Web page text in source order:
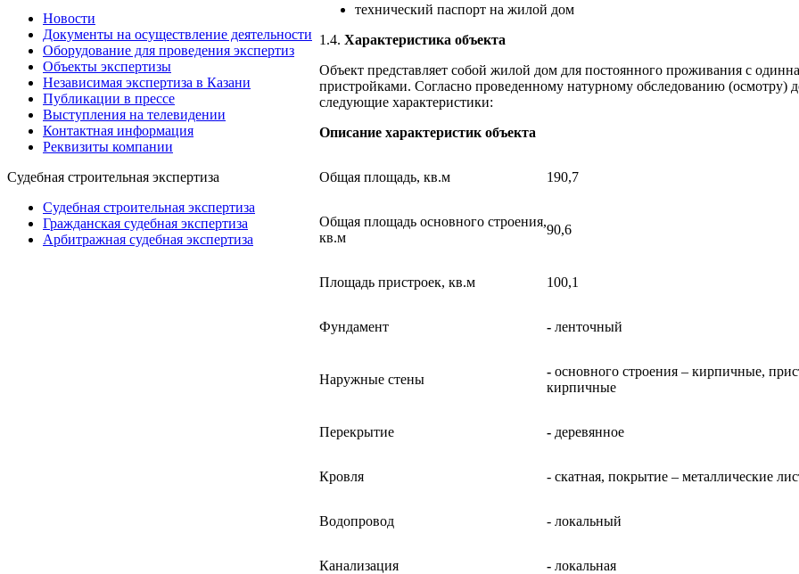
Новости
Документы на осуществление деятельности
Оборудование для проведения экспертиз
Объекты экспертизы
Независимая экспертиза в Казани
Публикации в прессе
Выступления на телевидении
Контактная информация
Реквизиты компании
Судебная строительная экспертиза
Судебная строительная экспертиза
Гражданская судебная экспертиза
Арбитражная судебная экспертиза
технический паспорт на жилой дом
1.4. Характеристика объекта
Объект представляет собой жилой дом для постоянного проживания с
пристройками. Согласно проведенному натурному обследованию (осмотру)
следующие характеристики:
Описание характеристик объекта
Общая площадь, кв.м 190,7
Общая площадь основного строения,
кв.м
90,6
Площадь пристроек, кв.м 100,1
Фундамент - ленточный
Наружные стены
- основного строения – кирпичные,
кирпичные
Перекрытие - деревянное
Кровля - скатная, покрытие – металлические
Водопровод - локальный
Канализация - локальная